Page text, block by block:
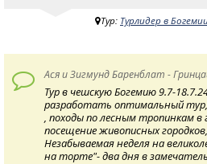
Тур: Турлидер в
Ася и Зигмунд Баренблат -
Тур в чешскую Богемию 9.7-
разработать оптимальный
, походы по лесным тропинкам в
посещение живописных
Незабываемая неделя на
на торте"- два дня в